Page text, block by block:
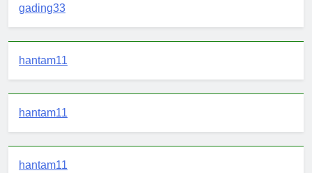
gading33
hantam11
hantam11
hantam11